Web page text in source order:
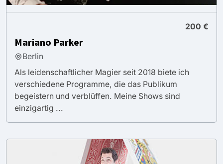
200 €
Mariano Parker
Berlin
Als leidenschaftlicher Magier seit 2018 biete ich
verschiedene Programme, die das Publikum
begeistern und verblüffen. Meine Shows sind
einzigartig ...